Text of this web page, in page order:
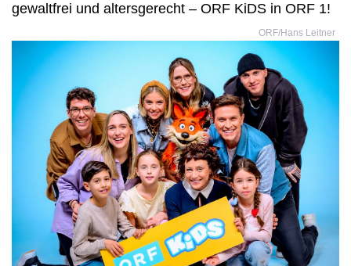
gewaltfrei und altersgerecht – ORF KiDS in ORF 1!
ORF/Hans Leitner